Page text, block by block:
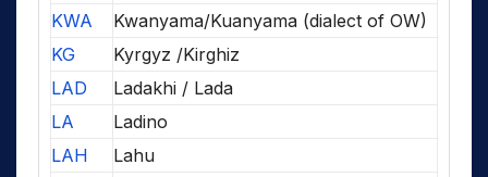
KWA
Kwanyama/Kuanyama (dialect of OW)
KG
Kyrgyz /Kirghiz
LAD
Ladakhi / Lada
LA
Ladino
LAH
Lahu